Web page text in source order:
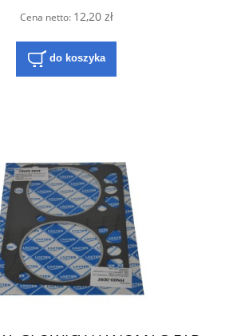
Cena netto: 12,20 zł
do koszyka